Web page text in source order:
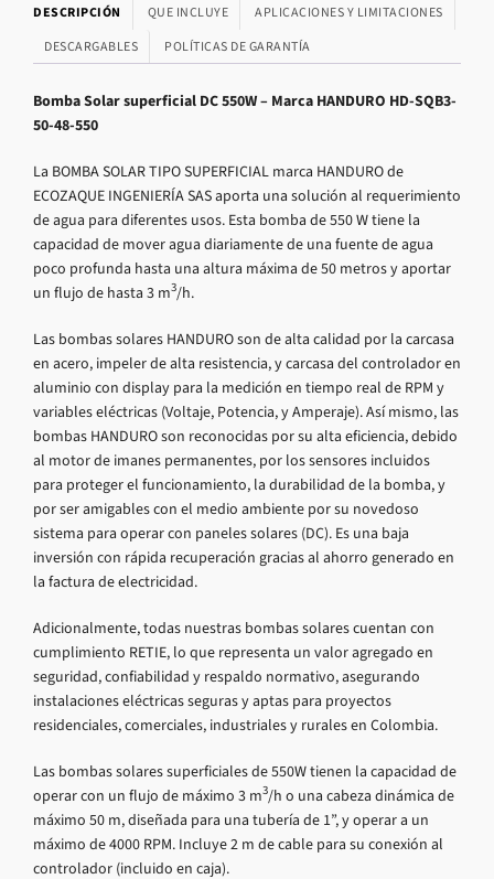
DESCRIPCIÓN QUE INCLUYE
APLICACIONES Y LIMITACIONES
DESCARGABLES
POLÍTICAS DE GARANTÍA
Bomba Solar superficial DC 550W – Marca HANDURO HD-SQB3-
50-48-550
La BOMBA SOLAR TIPO SUPERFICIAL marca HANDURO de
ECOZAQUE INGENIERÍA SAS aporta una solución al requerimiento
de agua para diferentes usos. Esta bomba de 550 W tiene la
capacidad de mover agua diariamente de una fuente de agua
poco profunda hasta una altura máxima de 50 metros y aportar
un flujo de hasta 3 m3/h.
Las bombas solares HANDURO son de alta calidad por la carcasa
en acero, impeler de alta resistencia, y carcasa del controlador en
aluminio con display para la medición en tiempo real de RPM y
variables eléctricas (Voltaje, Potencia, y Amperaje). Así mismo, las
bombas HANDURO son reconocidas por su alta eficiencia, debido
al motor de imanes permanentes, por los sensores incluidos
para proteger el funcionamiento, la durabilidad de la bomba, y
por ser amigables con el medio ambiente por su novedoso
sistema para operar con paneles solares (DC). Es una baja
inversión con rápida recuperación gracias al ahorro generado en
la factura de electricidad.
Adicionalmente, todas nuestras bombas solares cuentan con
cumplimiento RETIE, lo que representa un valor agregado en
seguridad, confiabilidad y respaldo normativo, asegurando
instalaciones eléctricas seguras y aptas para proyectos
residenciales, comerciales, industriales y rurales en Colombia.
Las bombas solares superficiales de 550W tienen la capacidad de
operar con un flujo de máximo 3 m3/h o una cabeza dinámica de
máximo 50 m, diseñada para una tubería de 1”, y operar a un
máximo de 4000 RPM. Incluye 2 m de cable para su conexión al
controlador (incluido en caja).